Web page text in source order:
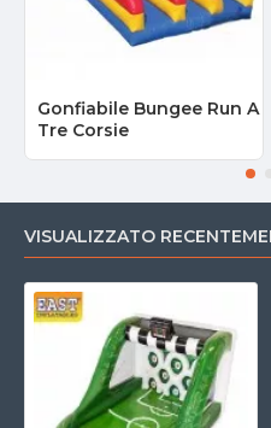
Gonfiabile Bungee Run A
Tre Corsie
VISUALIZZATO